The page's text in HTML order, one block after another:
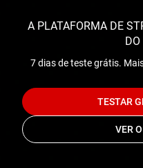
A PLATAFORMA DE
DO
7 dias de teste grátis.
TESTAR
VER